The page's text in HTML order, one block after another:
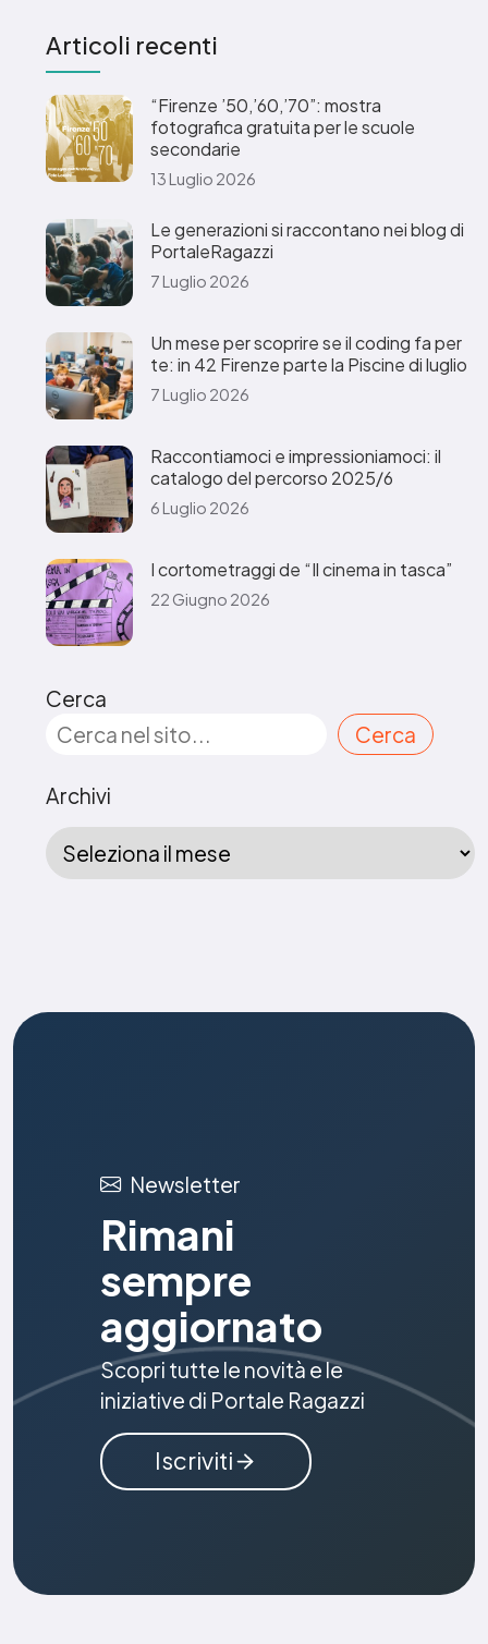
Articoli recenti
“Firenze ’50,’60,’70”: mostra
fotografica gratuita per le scuole
secondarie
13 Luglio 2026
Le generazioni si raccontano nei blog di
PortaleRagazzi
7 Luglio 2026
Un mese per scoprire se il coding fa per
te: in 42 Firenze parte la Piscine di luglio
7 Luglio 2026
Raccontiamoci e impressioniamoci: il
catalogo del percorso 2025/6
6 Luglio 2026
I cortometraggi de “Il cinema in tasca”
22 Giugno 2026
Cerca
Cerca
Archivi
Newsletter
Rimani
sempre
aggiornato
Scopri tutte le novità e le
iniziative di Portale Ragazzi
Iscriviti